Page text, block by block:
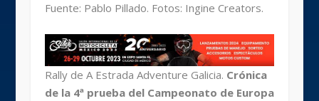
Fuente: Pablo Pillado. Fotos: Ingine Creators.
Rally de A Estrada Adventure Galicia. Crónica
de la 4ª prueba del Campeonato de Europa